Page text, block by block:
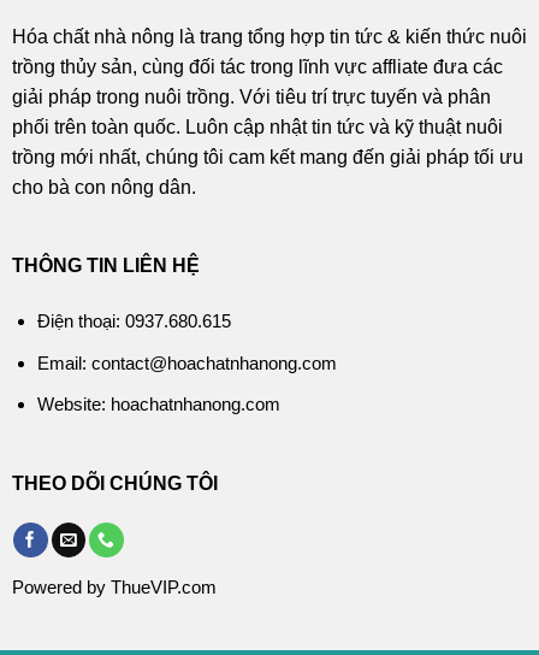
Hóa chất nhà nông là trang tổng hợp tin tức & kiến thức nuôi
trồng thủy sản, cùng đối tác trong lĩnh vực affliate đưa các
giải pháp trong nuôi trồng. Với tiêu trí trực tuyến và phân
phối trên toàn quốc. Luôn cập nhật tin tức và kỹ thuật nuôi
trồng mới nhất, chúng tôi cam kết mang đến giải pháp tối ưu
cho bà con nông dân.
THÔNG TIN LIÊN HỆ
Điện thoại: 0937.680.615
Email: contact@hoachatnhanong.com
Website: hoachatnhanong.com
THEO DÕI CHÚNG TÔI
Powered by ThueVIP.com